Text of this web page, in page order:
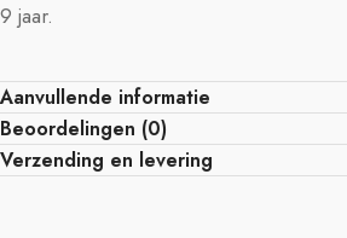
9 jaar.
Aanvullende informatie
Beoordelingen (0)
Verzending en levering